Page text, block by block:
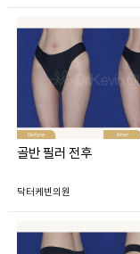
골반 필러 전후
닥터케빈의원